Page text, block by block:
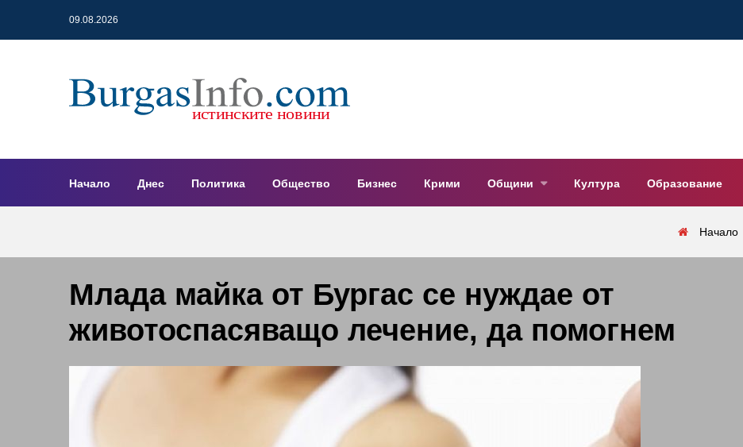
09.08.2026
Начало Днес Политика Общество Бизнес Крими Общини Култура Образование
Начало
Млада майка от Бургас се нуждае от
животоспасяващo лечение, да помогнем